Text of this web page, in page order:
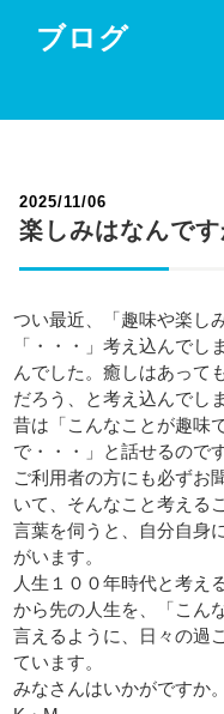
ブログ
2025/11/06
楽しみはなんで
つい最近、「趣味や楽し
「・・・」考え込んで
んでした。癒しはあって
だろう、と考え込んでし
昔は「こんなことが趣味
で・・・」と話せるので
ご利用者の方にも必ずお
いて、そんなこと考える
言葉を伺うと、自分自身
がいます。
人生１００年時代と考え
から先の人生を、「こん
言えるように、日々の過
ています。
みなさんはいかがですか。